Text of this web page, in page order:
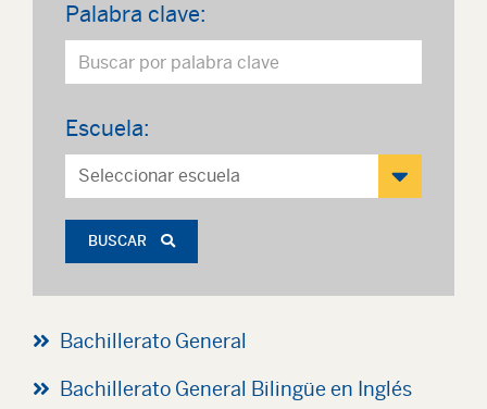
Palabra clave:
Escuela:
BUSCAR
Bachillerato General
Bachillerato General Bilingüe en Inglés